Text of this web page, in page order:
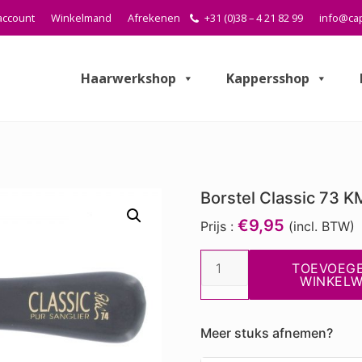
Winkelmand Afrekenen +31 (0)38 – 4 21 82 99
Haarwerkshop Kappersshop
Borstel Classic 73
Prijs : €9,95 (incl. BTW)
Borstel
73
Meer stuks afnemen?